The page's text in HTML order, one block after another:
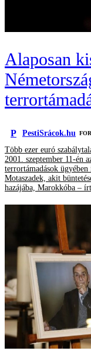
Alaposan
P PestiSrácok.hu
Több ezer euró
2001. szeptember 11-én
terrortámadások
Motaszadek, akit
hazájába, Marokkóba –